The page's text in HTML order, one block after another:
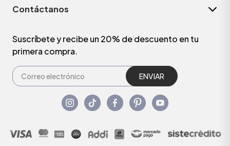
Contáctanos
Suscríbete y recibe un 20% de descuento en tu
primera compra.
ENVIAR